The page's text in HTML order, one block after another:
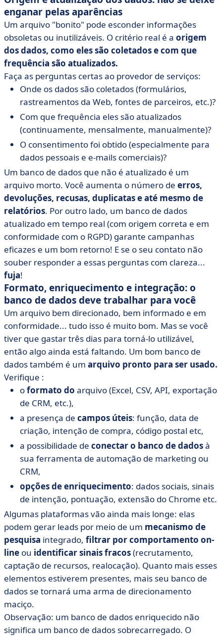
enganar pelas aparências
Um arquivo "bonito" pode esconder informações
obsoletas ou inutilizáveis. O critério real é a origem
dos dados, como eles são coletados e com que
frequência são atualizados.
Faça as perguntas certas ao provedor de serviços:
Onde os dados são coletados (formulários,
rastreamentos da Web, fontes de parceiros, etc.)?
Com que frequência eles são atualizados
(continuamente, mensalmente, manualmente)?
O consentimento foi obtido (especialmente para
dados pessoais e e-mails comerciais)?
Um banco de dados que não é atualizado é um
arquivo morto. Você aumenta o número de erros,
devoluções, recusas, duplicatas e até mesmo de
relatórios. Por outro lado, um banco de dados
atualizado em tempo real (com origem correta e em
conformidade com o RGPD) garante campanhas
eficazes e um bom retorno! E se o seu contato não
souber responder a essas perguntas com clareza...
fuja!
Formato, enriquecimento e integração: o
banco de dados deve trabalhar para você
Um arquivo bem direcionado, bem informado e em
conformidade... tudo isso é muito bom. Mas se você
tiver que gastar três dias para torná-lo utilizável,
então algo ainda está faltando. Um bom banco de
dados também é um arquivo pronto para ser usado.
Verifique :
oformato do arquivo (Excel, CSV, API, exportação
de CRM, etc.),
a presença de campos úteis: função, data de
criação, intenção de compra, código postal etc,
a possibilidade de conectar o banco de dadosà
sua ferramenta de automação de marketing ou
CRM,
opções de enriquecimento: dados sociais, sinais
de intenção, pontuação, extensão do Chrome etc.
Algumas plataformas vão ainda mais longe: elas
podem gerar leads por meio de um mecanismo de
pesquisa integrado, filtrar por comportamento on-
line ou identificar sinais fracos(recrutamento,
captação de recursos, realocação). Quanto mais esses
elementos estiverem presentes, mais seu banco de
dados se tornará uma arma de direcionamento
maciço.
Observação: um banco de dados enriquecido não
significa um banco de dados sobrecarregado. O